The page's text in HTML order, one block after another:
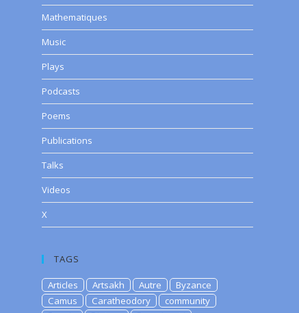
Mathematiques
Music
Plays
Podcasts
Poems
Publications
Talks
Videos
X
TAGS
Articles Artsakh Autre
Byzance
Camus
Caratheodory
community